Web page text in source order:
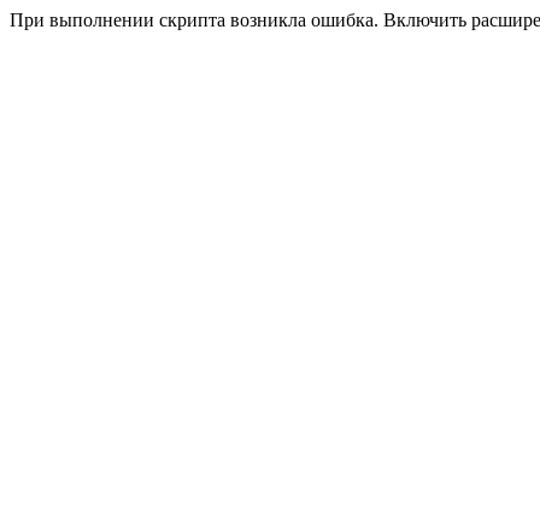
При выполнении скрипта возникла ошибка. Включить